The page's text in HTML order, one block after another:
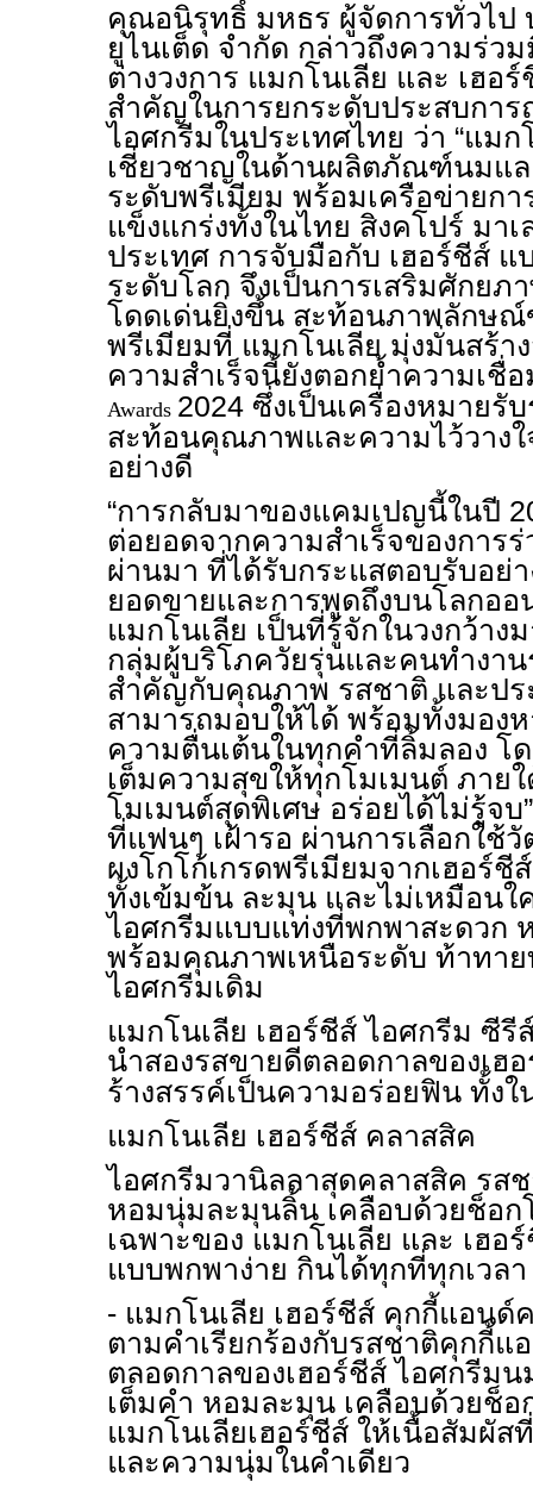
คุณอนิรุทธิ์ มหธร ผู้จัดการทั่วไป
ยูไนเต็ด จำกัด กล่าวถึงความร่ว
ต่างวงการ แมกโนเลีย และ เฮอ
สำคัญในการยกระดับประสบกา
ไอศกรีมในประเทศไทย ว่า “แม
เชี่ยวชาญในด้านผลิตภัณฑ์นมแ
ระดับพรีเมียม พร้อมเครือข่ายก
แข็งแกร่งทั้งในไทย สิงคโปร์ มา
ประเทศ การจับมือกับ เฮอร์ชีส์
ระดับโลก จึงเป็นการเสริมศักย
โดดเด่นยิ่งขึ้น สะท้อนภาพลักษณ์
พรีเมียมที่ แมกโนเลีย มุ่งมั่นสร้า
ความสำเร็จนี้ยังตอกย้ำความเชื่
Awards 2024 ซึ่งเป็นเครื่องหมายรั
สะท้อนคุณภาพและความไว้วาง
อย่างดี
“การกลับมาของแคมเปญนี้ในปี
ต่อยอดจากความสำเร็จของการ
ผ่านมา ที่ได้รับกระแสตอบรับอย่
ยอดขายและการพูดถึงบนโลกอ
แมกโนเลีย เป็นที่รู้จักในวงกว้าง
กลุ่มผู้บริโภควัยรุ่นและคนทำงา
สำคัญกับคุณภาพ รสชาติ และป
สามารถมอบให้ได้ พร้อมทั้งมอง
ความตื่นเต้นในทุกคำที่ลิ้มลอง โ
เต็มความสุขให้ทุกโมเมนต์ ภาย
โมเมนต์สุดพิเศษ อร่อยได้ไม่รู้จบ
ที่แฟนๆ เฝ้ารอ ผ่านการเลือกใช้
ผงโกโก้เกรดพรีเมียมจากเฮอร์ชี
ทั้งเข้มข้น ละมุน และไม่เหมือนใ
ไอศกรีมแบบแท่งที่พกพาสะดวก
พร้อมคุณภาพเหนือระดับ ท้าทา
ไอศกรีมเดิม
แมกโนเลีย เฮอร์ชีส์ ไอศกรีม ซี
นำสองรสขายดีตลอดกาลของเฮ
ร้างสรรค์เป็นความอร่อยฟิน ทั้ง
แมกโนเลีย เฮอร์ชีส์ คลาสสิค
ไอศกรีมวานิลลาสุดคลาสสิค รส
หอมนุ่มละมุนลิ้น เคลือบด้วยช็อก
เฉพาะของ แมกโนเลีย และ เฮอ
แบบพกพาง่าย กินได้ทุกที่ทุกเวลา
- แมกโนเลีย เฮอร์ชีส์ คุกกี้แอนด์
ตามคำเรียกร้องกับรสชาติคุกกี้
ตลอดกาลของเฮอร์ชีส์ ไอศกรีม
เต็มคำ หอมละมุน เคลือบด้วยช็อ
แมกโนเลียเฮอร์ชีส์ ให้เนื้อสัมผัส
และความนุ่มในคำเดียว